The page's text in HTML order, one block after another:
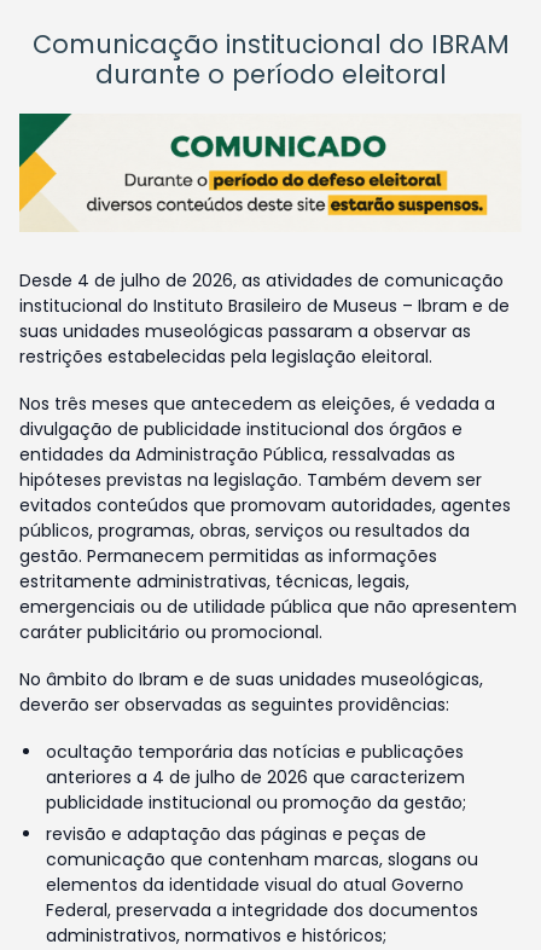
Comunicação institucional do IBRAM
durante o período eleitoral
Desde 4 de julho de 2026, as atividades de comunicação
institucional do Instituto Brasileiro de Museus – Ibram e de
suas unidades museológicas passaram a observar as
restrições estabelecidas pela legislação eleitoral.
Nos três meses que antecedem as eleições, é vedada a
divulgação de publicidade institucional dos órgãos e
entidades da Administração Pública, ressalvadas as
hipóteses previstas na legislação. Também devem ser
evitados conteúdos que promovam autoridades, agentes
públicos, programas, obras, serviços ou resultados da
gestão. Permanecem permitidas as informações
estritamente administrativas, técnicas, legais,
emergenciais ou de utilidade pública que não apresentem
caráter publicitário ou promocional.
No âmbito do Ibram e de suas unidades museológicas,
deverão ser observadas as seguintes providências:
ocultação temporária das notícias e publicações
anteriores a 4 de julho de 2026 que caracterizem
publicidade institucional ou promoção da gestão;
revisão e adaptação das páginas e peças de
comunicação que contenham marcas, slogans ou
elementos da identidade visual do atual Governo
Federal, preservada a integridade dos documentos
administrativos, normativos e históricos;